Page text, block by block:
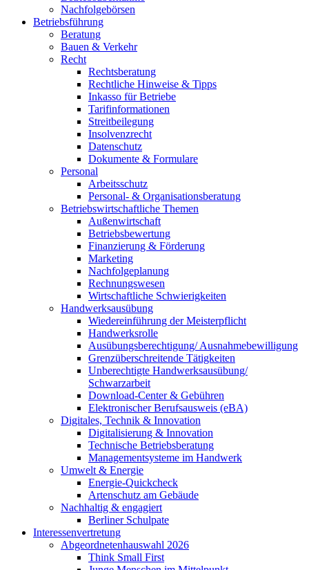
Nachfolgebörsen
Betriebsführung
Beratung
Bauen & Verkehr
Recht
Rechtsberatung
Rechtliche Hinweise & Tipps
Inkasso für Betriebe
Tarifinformationen
Streitbeilegung
Insolvenzrecht
Datenschutz
Dokumente & Formulare
Personal
Arbeitsschutz
Personal- & Organisationsberatung
Betriebswirtschaftliche Themen
Außenwirtschaft
Betriebsbewertung
Finanzierung & Förderung
Marketing
Nachfolgeplanung
Rechnungswesen
Wirtschaftliche Schwierigkeiten
Handwerksausübung
Wiedereinführung der Meisterpflicht
Handwerksrolle
Ausübungsberechtigung/ Ausnahmebewilligung
Grenzüberschreitende Tätigkeiten
Unberechtigte Handwerksausübung/
Schwarzarbeit
Download-Center & Gebühren
Elektronischer Berufsausweis (eBA)
Digitales, Technik & Innovation
Digitalisierung & Innovation
Technische Betriebsberatung
Managementsysteme im Handwerk
Umwelt & Energie
Energie-Quickcheck
Artenschutz am Gebäude
Nachhaltig & engagiert
Berliner Schulpate
Interessenvertretung
Abgeordnetenhauswahl 2026
Think Small First